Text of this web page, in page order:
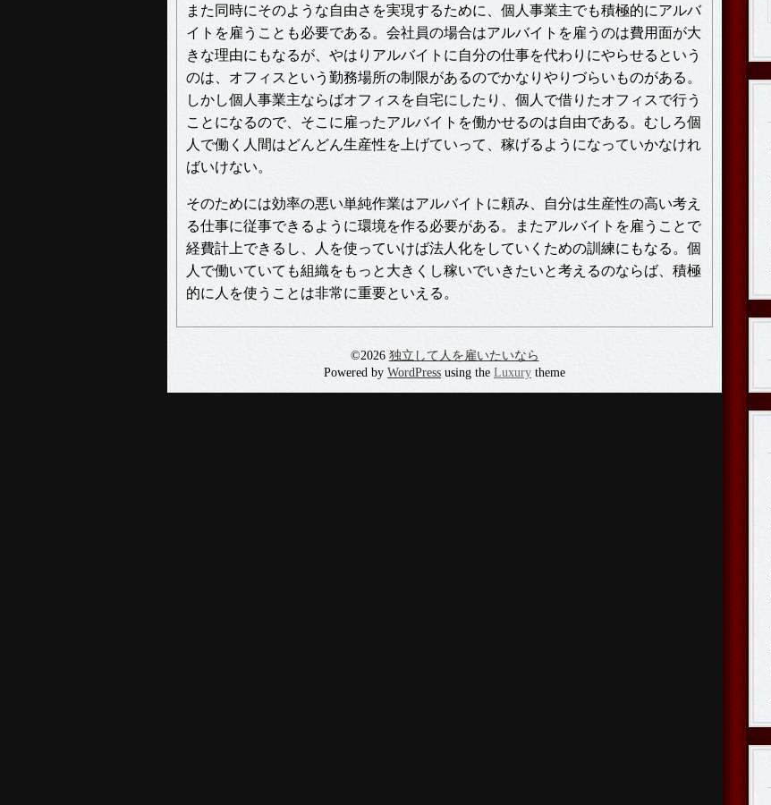
また同時にそのような自由さを実現するために、個人事業主でも積極的にアルバ
イトを雇うことも必要である。会社員の場合はアルバイトを雇うのは費用面が大
きな理由にもなるが、やはりアルバイトに自分の仕事を代わりにやらせるという
のは、オフィスという勤務場所の制限があるのでかなりやりづらいものがある。
しかし個人事業主ならばオフィスを自宅にしたり、個人で借りたオフィスで行う
ことになるので、そこに雇ったアルバイトを働かせるのは自由である。むしろ個
人で働く人間はどんどん生産性を上げていって、稼げるようになっていかなけれ
ばいけない。
そのためには効率の悪い単純作業はアルバイトに頼み、自分は生産性の高い考え
る仕事に従事できるように環境を作る必要がある。またアルバイトを雇うことで
経費計上できるし、人を使っていけば法人化をしていくための訓練にもなる。個
人で働いていても組織をもっと大きくし稼いでいきたいと考えるのならば、積極
的に人を使うことは非常に重要といえる。
©2026 独立して人を雇いたいなら
Powered by WordPress using the Luxury theme